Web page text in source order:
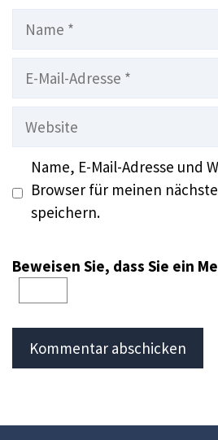
Website
Name, E-Mail-Adresse und
Browser für meinen
speichern.
Beweisen Sie, dass Sie ein